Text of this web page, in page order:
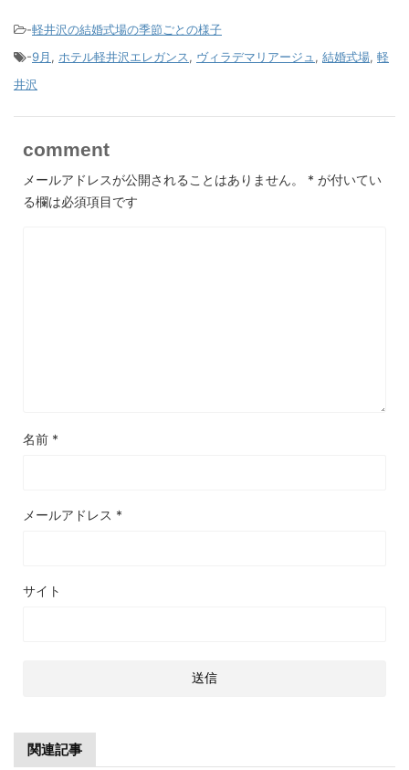
-軽井沢の結婚式場の季節ごとの様子
-9月 , ホテル軽井沢エレガンス, ヴィラデマリアージュ , 結婚式場, 軽
井沢
comment
メールアドレスが公開されることはありません。 * が付いてい
る欄は必須項目です
名前 *
メールアドレス *
サイト
関連記事